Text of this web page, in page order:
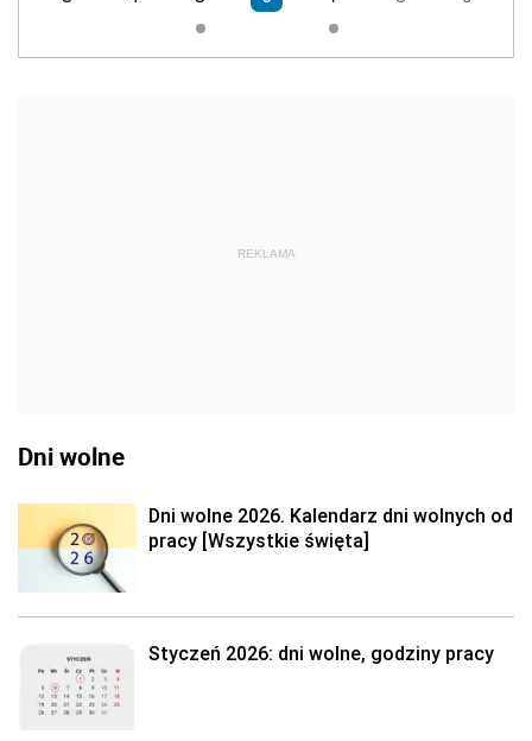
REKLAMA
Dni wolne
Dni wolne 2026. Kalendarz dni wolnych od
pracy [Wszystkie święta]
Styczeń 2026: dni wolne, godziny pracy